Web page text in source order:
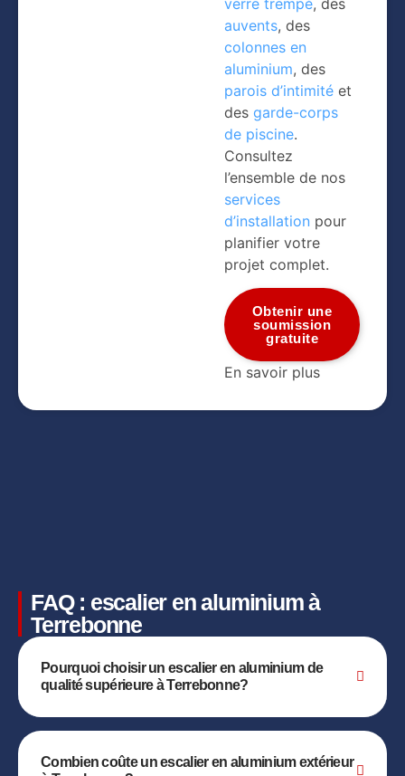
auvents, des
colonnes en
aluminium, des
parois d’intimité et
des garde-corps
de piscine.
Consultez
l’ensemble de nos
services
d’installation pour
planifier votre
projet complet.
Obtenir une
soumission
gratuite
En savoir plus
FAQ : escalier en aluminium à
Terrebonne
Pourquoi choisir un escalier en aluminium de
qualité supérieure à Terrebonne?
Combien coûte un escalier en aluminium extérieur